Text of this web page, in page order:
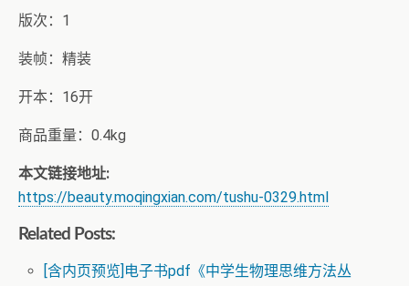
版次：1
装帧：精装
开本：16开
商品重量：0.4kg
本文链接地址:
https://beauty.moqingxian.com/tushu-0329.html
Related Posts:
[含内页预览]电子书pdf《中学生物理思维方法丛